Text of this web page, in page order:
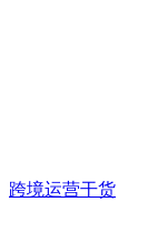
跨境运营干货